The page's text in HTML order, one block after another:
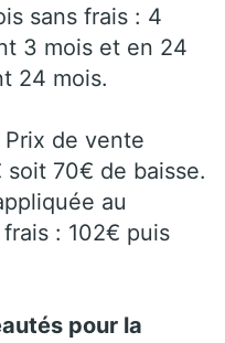
sans frais : 4
3 mois et en 24
24 mois.
Prix de vente
70€ de baisse.
au
: 102€ puis
pour la